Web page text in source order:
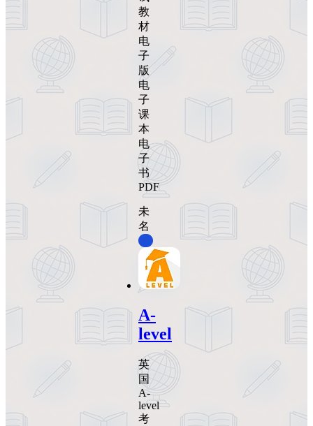
教
材
电
子
版
电
子
课
本
电
子
书
PDF
未
名
A-
level
英
国
A-
level
考